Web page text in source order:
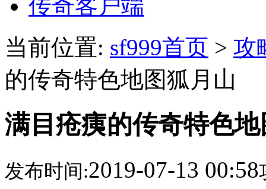
传奇客户端
当前位置: sf999首页 > 攻
的传奇特色地图狐月山
满目疮痍的传奇特色
发布时间:2019-07-13 00:58